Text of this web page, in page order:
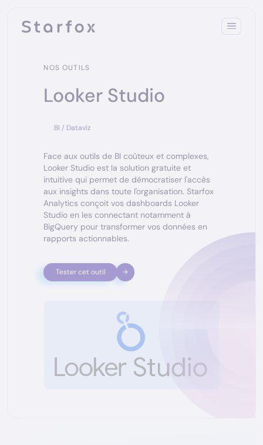
NOS OUTILS
Looker Studio
BI / Dataviz
Face aux outils de BI coûteux et complexes,
Looker Studio est la solution gratuite et
intuitive qui permet de démocratiser l'accès
aux insights dans toute l'organisation. Starfox
Analytics conçoit vos dashboards Looker
Studio en les connectant notamment à
BigQuery pour transformer vos données en
rapports actionnables.
Tester cet outil